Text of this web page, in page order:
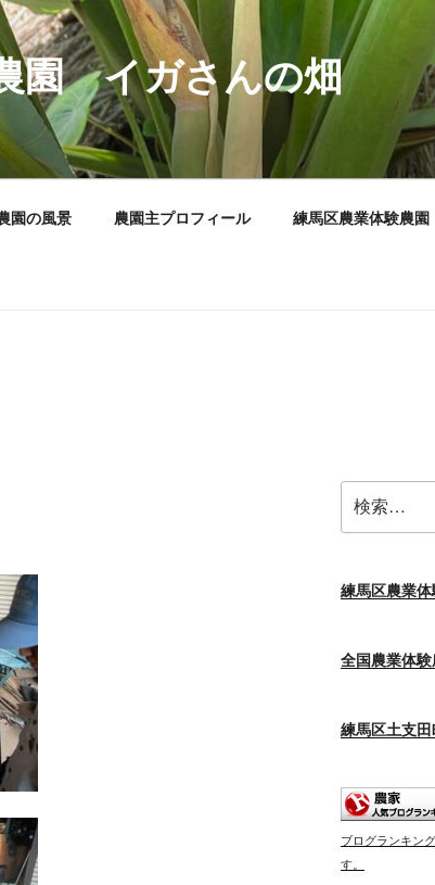
園 イガさんの畑
園の風景 農園主プロフィール 練馬区農業体験農園
索:
練馬区農業
全国農業体
練馬区土支
ブログランキン
す。